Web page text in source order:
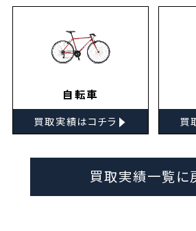
自転車
買取実績はコチラ ▸ 買
買取実績一覧に